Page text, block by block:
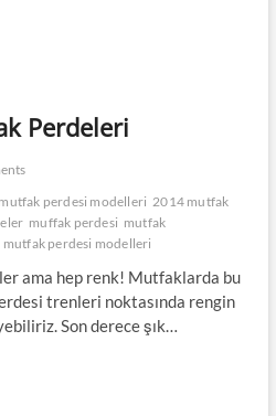
Perdeleri
perdesi modelleri 2014 mutfak
muffak perdesi mutfak
mutfak perdesi modelleri
ama hep renk! Mutfaklarda bu
trenleri noktasında rengin
Son derece şık…